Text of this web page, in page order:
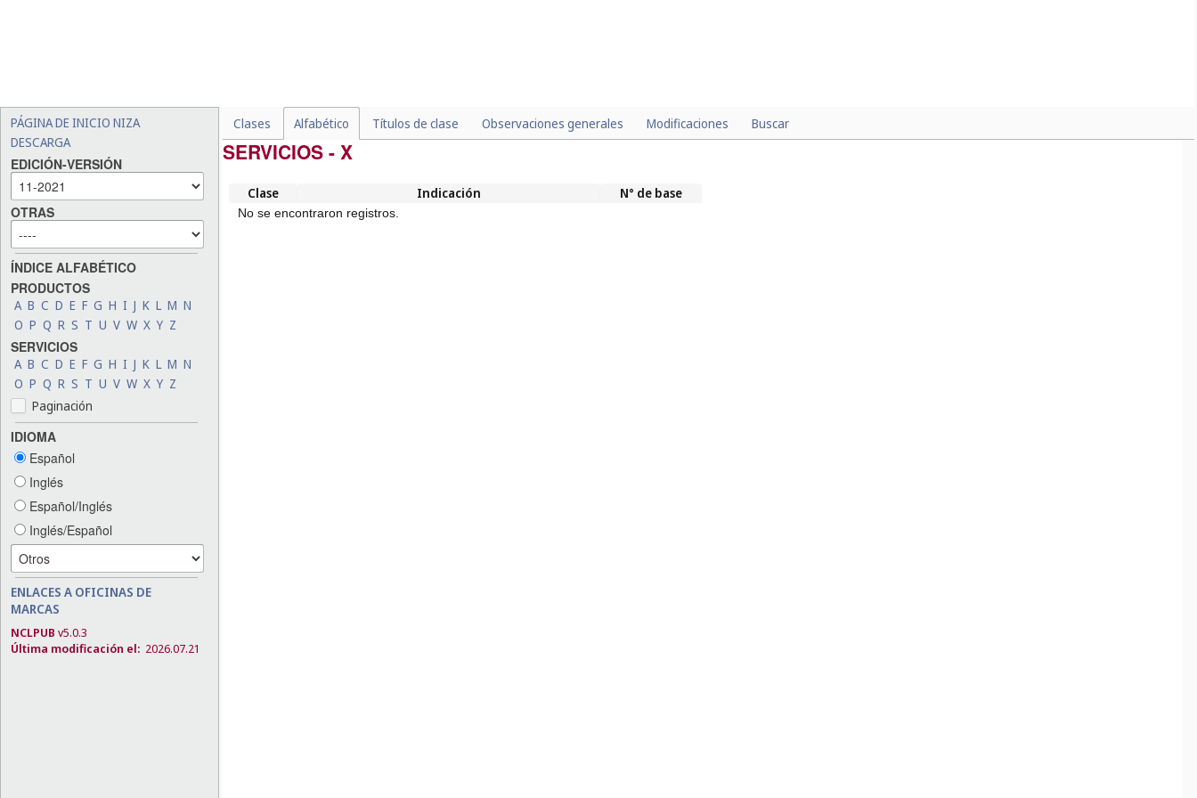
PÁGINA DE INICIO NIZA
DESCARGA
EDICIÓN-VERSIÓN
OTRAS
ÍNDICE ALFABÉTICO
PRODUCTOS
A B C D E F G H I J K L M N
O P Q R S T U V W X Y Z
SERVICIOS
A B C D E F G H I J K L M N
O P Q R S T U V W X Y Z
Paginación
IDIOMA
Español
Inglés
Español/Inglés
Inglés/Español
ENLACES A OFICINAS DE
MARCAS
NCLPUB v5.0.3
Última modificación el: 2026.07.21
Clases Alfabético Títulos de clase Observaciones generales Modificaciones Buscar
SERVICIOS - X
Clase Indicación N° de base
No se encontraron registros.